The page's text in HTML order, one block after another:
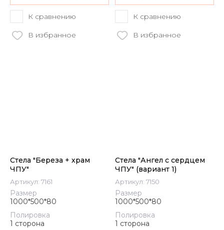
К сравнению
В избранное
К сравнению
В избранное
Стела "Береза + храм
ЧПУ"
Артикул: 7161
Размер
1000*500*80
Полировка
1 сторона
Стела "Ангел с сердцем
ЧПУ" (вариант 1)
Артикул: 7150
Размер
1000*500*80
Полировка
1 сторона